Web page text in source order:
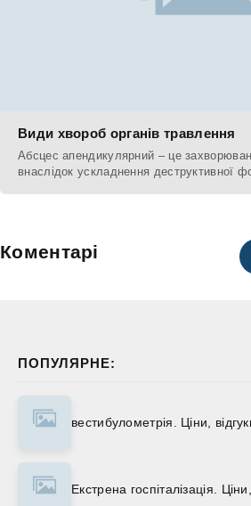
ПОПУЛЯРНЕ:
вестибулометрія. Ціни,
Екстрена госпіталізація.
Види хвороб органів травлення
Абсцес апендикулярний – це
внаслідок ускладнення деструктивної
Коментарі